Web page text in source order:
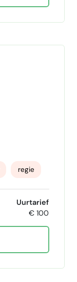
regie
Uurtarief
€ 100